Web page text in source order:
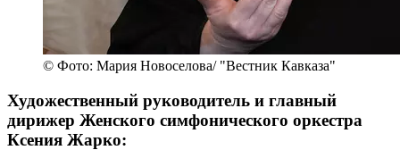
© Фото: Мария Новоселова/ "Вестник Кавказа"
Художественный руководитель и главный
дирижер Женского симфонического оркестра
Ксения Жарко: